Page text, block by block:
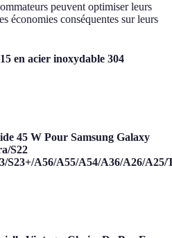
peuvent optimiser leurs
économies conséquentes sur leurs
en acier inoxydable 304
45 W Pour Samsung Galaxy
S22
S23+/A56/A55/A54/A36/A26/A25/